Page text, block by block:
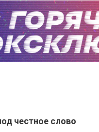
честное слово